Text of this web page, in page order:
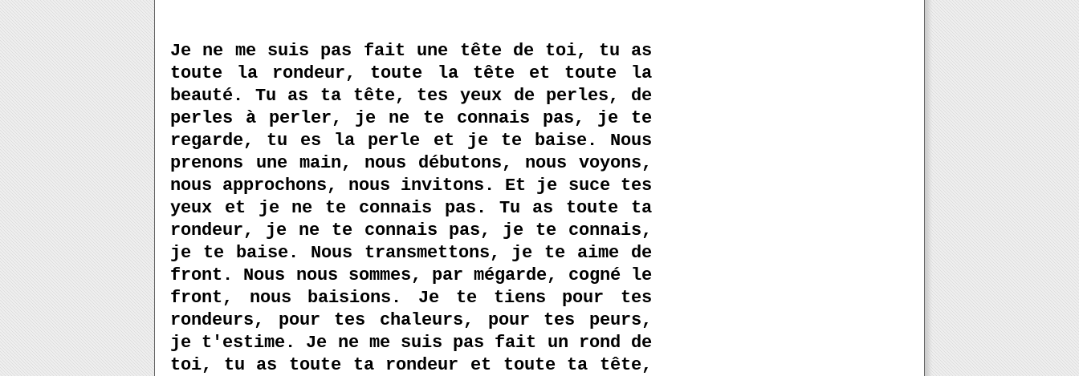
Je ne me suis pas fait une tête de toi, tu as
toute la rondeur, toute la tête et toute la
beauté. Tu as ta tête, tes yeux de perles, de
perles à perler, je ne te connais pas, je te
regarde, tu es la perle et je te baise. Nous
prenons une main, nous débutons, nous voyons,
nous approchons, nous invitons. Et je suce tes
yeux et je ne te connais pas. Tu as toute ta
rondeur, je ne te connais pas, je te connais,
je te baise. Nous transmettons, je te aime de
front. Nous nous sommes, par mégarde, cogné le
front, nous baisions. Je te tiens pour tes
rondeurs, pour tes chaleurs, pour tes peurs,
je t'estime. Je ne me suis pas fait un rond de
toi, tu as toute ta rondeur et toute ta tête,